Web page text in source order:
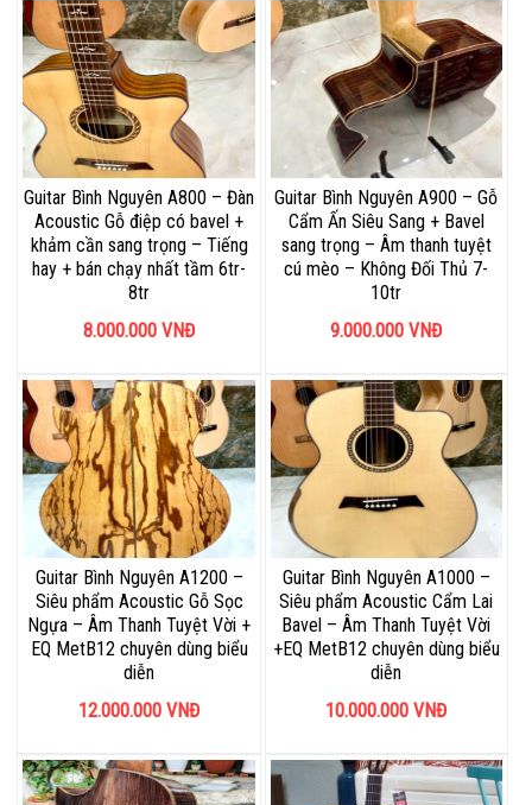
Guitar Bình Nguyên A800 – Đàn
Acoustic Gỗ điệp có bavel +
khảm cần sang trọng – Tiếng
hay + bán chạy nhất tầm 6tr-
8tr
8.000.000 VNĐ
Guitar Bình Nguyên A900 – Gỗ
Cẩm Ấn Siêu Sang + Bavel
sang trọng – Âm thanh tuyệt
cú mèo – Không Đối Thủ 7-
10tr
9.000.000 VNĐ
Guitar Bình Nguyên A1200 –
Siêu phẩm Acoustic Gỗ Sọc
Ngựa – Âm Thanh Tuyệt Vời +
EQ MetB12 chuyên dùng biểu
diễn
12.000.000 VNĐ
Guitar Bình Nguyên A1000 –
Siêu phẩm Acoustic Cẩm Lai
Bavel – Âm Thanh Tuyệt Vời
+EQ MetB12 chuyên dùng biểu
diễn
10.000.000 VNĐ